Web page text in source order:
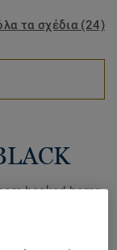
τα σχέδια (24)
backed home
of wood,
Protection